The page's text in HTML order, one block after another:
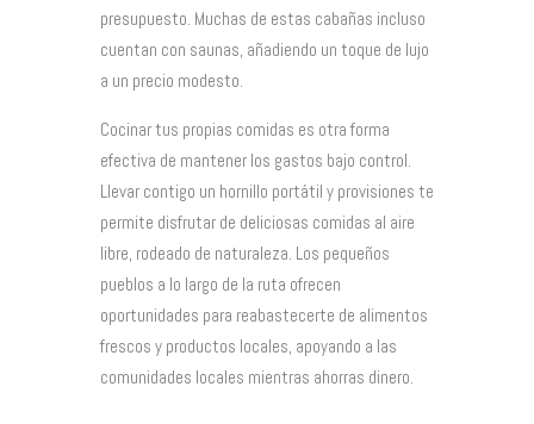
presupuesto. Muchas de estas cabañas incluso
cuentan con saunas, añadiendo un toque de lujo
a un precio modesto.
Cocinar tus propias comidas es otra forma
efectiva de mantener los gastos bajo control.
Llevar contigo un hornillo portátil y provisiones te
permite disfrutar de deliciosas comidas al aire
libre, rodeado de naturaleza. Los pequeños
pueblos a lo largo de la ruta ofrecen
oportunidades para reabastecerte de alimentos
frescos y productos locales, apoyando a las
comunidades locales mientras ahorras dinero.